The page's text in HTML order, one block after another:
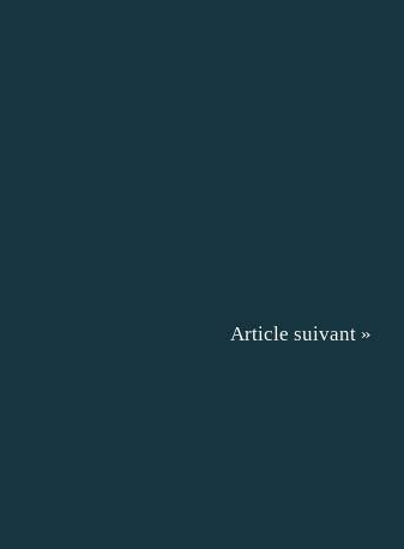
Article suivant »